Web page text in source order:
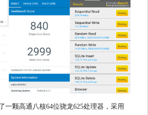
一颗高通八核64位骁龙625处理器，采用